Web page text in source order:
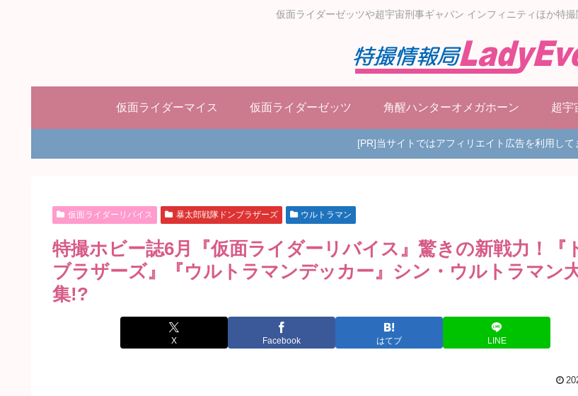
仮面ライダーゼッツや超宇宙刑事ギャバン インフィニティほか特撮
仮面ライダーマイス 仮面ライダーゼッツ 角醒ハンターオメガホーン 超宇
[PR]当サイトではアフィリエイト広告を利用して
仮面ライダーリバイス 暴太郎戦隊ドンブラザーズ ウルトラマン
特撮ホビー誌6月『仮面ライダーリバイス』驚きの新戦力！『
ブラザーズ』『ウルトラマンデッカー』シン・ウルトラマン
集!?
X Facebook はてブ LINE